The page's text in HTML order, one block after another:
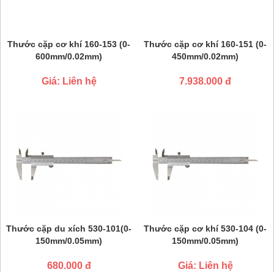
Thước cặp cơ khí 160-153 (0-
600mm/0.02mm)
Giá: Liên hệ
Thước cặp cơ khí 160-151 (0-
450mm/0.02mm)
7.938.000 đ
Thước cặp du xích 530-101(0-
150mm/0.05mm)
680.000 đ
Thước cặp cơ khí 530-104 (0-
150mm/0.05mm)
Giá: Liên hệ